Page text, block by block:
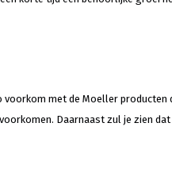
met de Moeller producten
Daarnaast zul je zien